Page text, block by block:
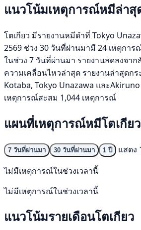
แนวโน้มเหตุการณ์หมีล่าสุ
โตเกียว มีรายงานหมีดำที่ Tokyo
2569 ช่วง 30 วันที่ผ่านมามี 24 เหตุกา
ในช่วง 7 วันที่ผ่านมา รายงานลดลงจา
ความเคลื่อนไหวล่าสุด รายงานล่าสุดกร
Kotaba, Tokyo Unazawa และ
เหตุการณ์สะสม 1,044 เหตุการณ์
แผนที่เหตุการณ์หมีโตเกียว
7 วันที่ผ่านมา 30 วันที่ผ่านมา 1 ปี
แสดง
ไม่มีเหตุการณ์ในช่วงเวลานี้
ไม่มีเหตุการณ์ในช่วงเวลานี้
แนวโน้มรายเดือนโตเกียว